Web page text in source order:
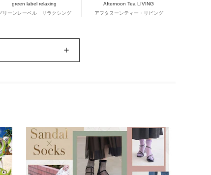
green label relaxing
リーンレーベル リラクシング
Afternoon Tea LIVING
アフタヌーンティー・リビング